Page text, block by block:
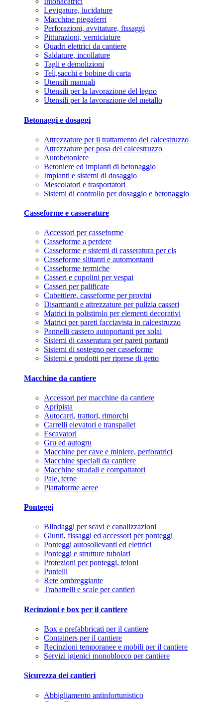
Levigature, lucidature
Macchine piegaferri
Perforazioni, avvitature, fissaggi
Pitturazioni, verniciature
Quadri elettrici da cantiere
Saldature, incollature
Tagli e demolizioni
Teli,sacchi e bobine di carta
Utensili manuali
Utensili per la lavorazione del legno
Utensili per la lavorazione del metallo
Betonaggi e dosaggi
Attrezzature per il trattamento del calcestruzzo
Attrezzature per posa del calcestruzzo
Autobetoniere
Betoniere ed impianti di betonaggio
Impianti e sistemi di dosaggio
Mescolatori e trasportatori
Sistemi di controllo per dosaggio e betonaggio
Casseforme e casserature
Accessori per casseforme
Casseforme a perdere
Casseforme e sistemi di casseratura per cls
Casseforme slittanti e automontanti
Casseforme termiche
Casseri e cupolini per vespai
Casseri per palificate
Cubettiere, casseforme per provini
Disarmanti e attrezzature per pulizia casseri
Matrici in polistirolo per elementi decorativi
Matrici per pareti facciavista in calcestruzzo
Pannelli cassero autoportanti per solai
Sistemi di casseratura per pareti portanti
Sistemi di sostegno per casseforme
Sistemi e prodotti per riprese di getto
Macchine da cantiere
Accessori per macchine da cantiere
Apripista
Autocarri, trattori, rimorchi
Carrelli elevatori e transpallet
Escavatori
Gru ed autogru
Macchine per cave e miniere, perforatrici
Macchine speciali da cantiere
Macchine stradali e compattatori
Pale, terne
Piattaforme aeree
Ponteggi
Blindaggi per scavi e canalizzazioni
Giunti, fissaggi ed accessori per ponteggi
Ponteggi autosollevanti ed elettrici
Ponteggi e strutture tubolari
Protezioni per ponteggi, teloni
Puntelli
Rete ombreggiante
Trabattelli e scale per cantieri
Recinzioni e box per il cantiere
Box e prefabbricati per il cantiere
Containers per il cantiere
Recinzioni temporanee e mobili per il cantiere
Servizi igienici monoblocco per cantiere
Sicurezza dei cantieri
Abbigliamento antinfortunistico